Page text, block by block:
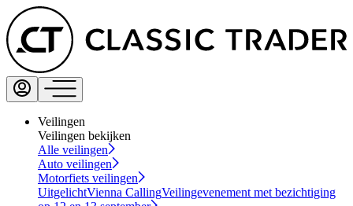
Veilingen
Veilingen bekijken
Alle veilingen
Auto veilingen
Motorfiets veilingen
UitgelichtVienna CallingVeilingevenement met bezichtiging